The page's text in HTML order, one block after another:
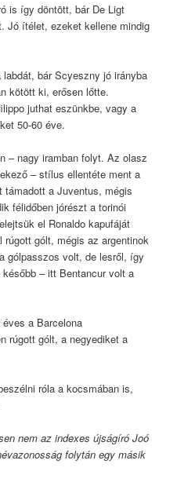
is így döntött, bár De Ligt
Jó ítélet, ezeket kellene mindig
bár Scyeszny jó irányba
kötött ki, erősen lőtte.
juthat eszünkbe, vagy a
50-60 éve.
– nagy iramban folyt. Az olasz
– stílus ellentéte ment a
a Juventus, mégis
félidőben jórészt a torinói
el Ronaldo kapufáját
gólt, mégis az argentinok
gólpasszos volt, de lesről, így
– itt Bentancur volt a
a Barcelona
rúgott gólt, a negyediket a
róla a kocsmában is,
nem az indexes újságíró Joó
folytán egy másik